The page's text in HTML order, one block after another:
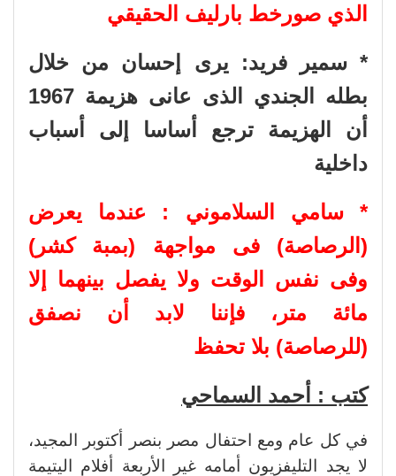
الذي صورخط بارليف الحقيقي
* سمير فريد: يرى إحسان من خلال
بطله الجندي الذى عانى هزيمة 1967
أن الهزيمة ترجع أساسا إلى أسباب
داخلية
* سامي السلاموني : عندما يعرض
(الرصاصة) فى مواجهة (بمبة كشر)
وفى نفس الوقت ولا يفصل بينهما إلا
مائة متر، فإننا لابد أن نصفق
(للرصاصة) بلا تحفظ
كتب : أحمد السماحي
في كل عام ومع احتفال مصر بنصر أكتوبر المجيد،
لا يجد التليفزيون أمامه غير الأربعة أفلام اليتيمة